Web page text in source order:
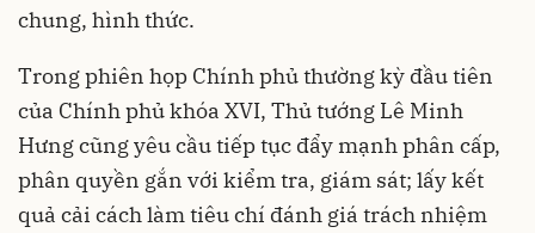
chung, hình thức.
Trong phiên họp Chính phủ thường kỳ đầu tiên
của Chính phủ khóa XVI, Thủ tướng Lê Minh
Hưng cũng yêu cầu tiếp tục đẩy mạnh phân cấp,
phân quyền gắn với kiểm tra, giám sát; lấy kết
quả cải cách làm tiêu chí đánh giá trách nhiệm